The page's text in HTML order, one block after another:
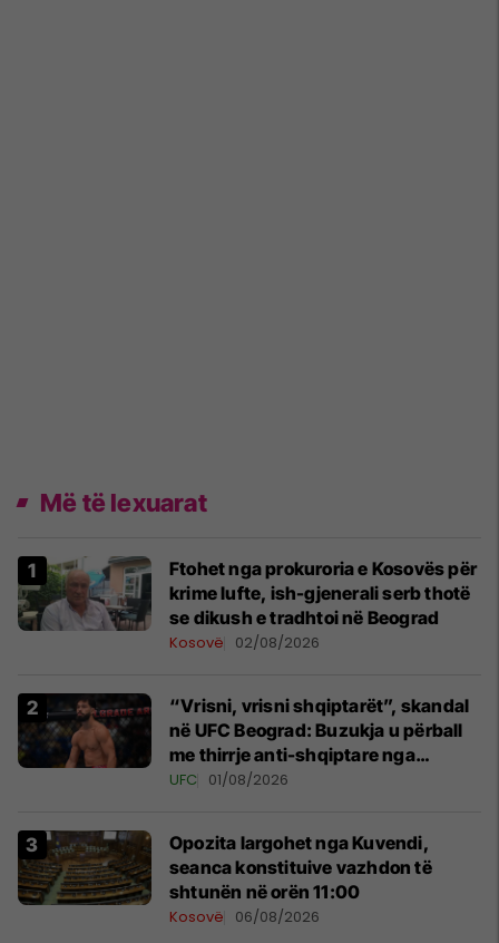
Më të lexuarat
Ftohet nga prokuroria e Kosovës për
krime lufte, ish-gjenerali serb thotë
se dikush e tradhtoi në Beograd
Kosovë 02/08/2026
“Vrisni, vrisni shqiptarët”, skandal
në UFC Beograd: Buzukja u përball
me thirrje anti-shqiptare nga
tribunat
UFC 01/08/2026
Opozita largohet nga Kuvendi,
seanca konstituive vazhdon të
shtunën në orën 11:00
Kosovë 06/08/2026